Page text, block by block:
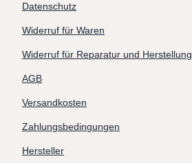
Datenschutz
Widerruf für Waren
Widerruf für Reparatur und Herstellung
AGB
Versandkosten
Zahlungsbedingungen
Hersteller